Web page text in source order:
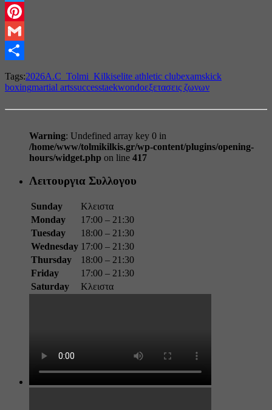
Twitter
Pinterest
Gmail
Tags:2026A.C_Tolmi_Kilkiselite athletic clubexamskick
boxingmartial artssuccesstaekwondoεξετασεις ζωνων
Warning: Undefined array key 0 in
/home/www/tolmikilkis.gr/wp-content/plugins/opening-
hours/widget.php on line 417
Λειτουργια Συλλογου
Sunday
Κλειστα
Monday
17:00 – 21:30
Tuesday
18:00 – 21:30
Wednesday 17:00 – 21:30
Thursday
18:00 – 21:30
Friday
17:00 – 21:30
Saturday
Κλειστα